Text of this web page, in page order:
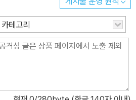
는 오로라의 장엄한 풍경은 또 어떤가.
에 불을 지피는 또 하나의 걸작 SF가 나
카테고리